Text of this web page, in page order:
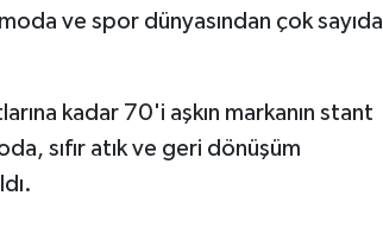
ve spor dünyasından çok sayıda
kadar 70'i aşkın markanın stant
sıfır atık ve geri dönüşüm